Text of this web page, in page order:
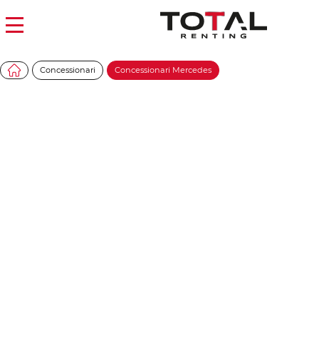
Concessionari Concessionari Mercedes